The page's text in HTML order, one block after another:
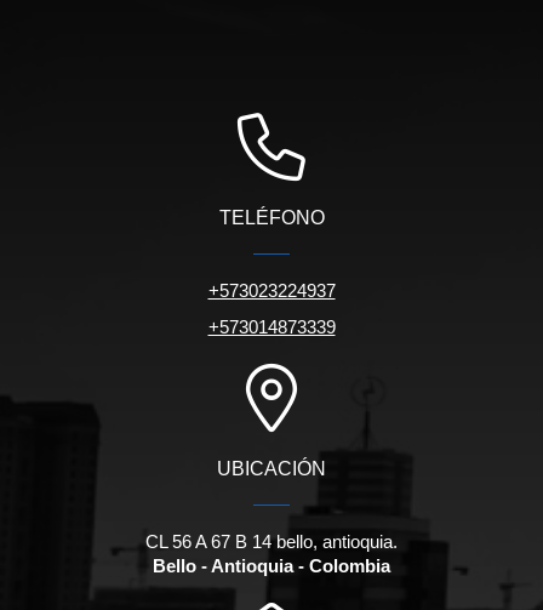
TELÉFONO
+573023224937
+573014873339
UBICACIÓN
CL 56 A 67 B 14 bello, antioquia.
Bello - Antioquia - Colombia